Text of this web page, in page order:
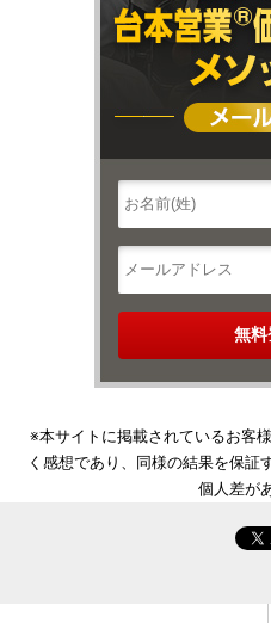
※本サイトに掲載されているお客
く感想であり、同様の結果を保証
個人差が